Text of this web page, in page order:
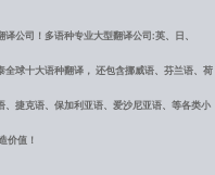
公司！多语种专业大型翻译公司:英、日、
球十大语种翻译， 还包含挪威语、芬兰语、荷
、捷克语、保加利亚语、爱沙尼亚语、等各类小
价值！